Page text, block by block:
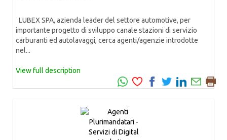
LUBEX SPA, azienda leader del settore automotive, per
importante progetto di sviluppo canale stazioni di servizio
carburanti ed autolavaggi, cerca agenti/agenzie introdotte
nel...
View full description